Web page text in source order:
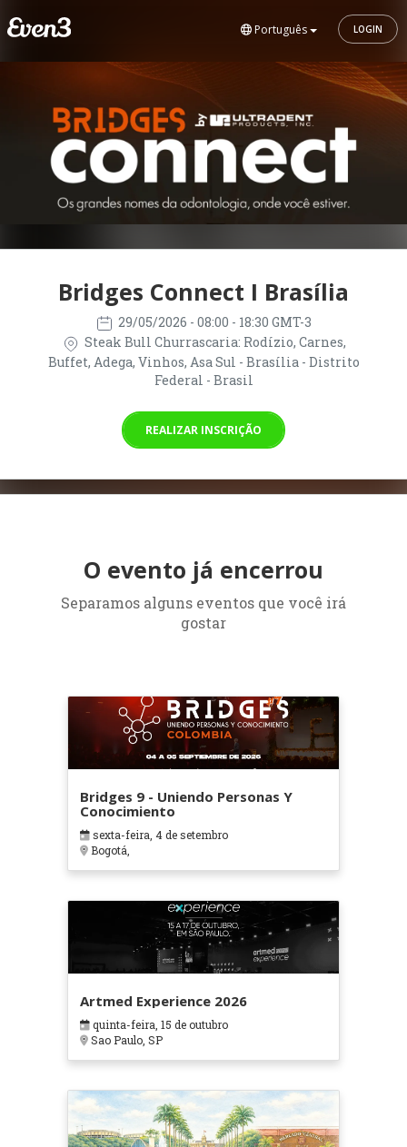
Português LOGIN
Bridges Connect I Brasília
29/05/2026 - 08:00 - 18:30 GMT-3
Steak Bull Churrascaria: Rodízio, Carnes,
Buffet, Adega, Vinhos, Asa Sul - Brasília - Distrito
Federal - Brasil
REALIZAR INSCRIÇÃO
O evento já encerrou
Separamos alguns eventos que você irá
gostar
Bridges 9 - Uniendo Personas Y
Conocimiento
sexta-feira, 4 de setembro
Bogotá,
Artmed Experience 2026
quinta-feira, 15 de outubro
Sao Paulo, SP